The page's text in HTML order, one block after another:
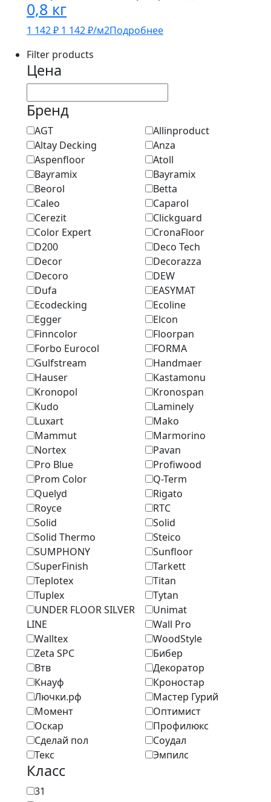
0,8 кг
1 142₽ 1 142₽/м2Подробнее
Filter products
Цена
Бренд
AGT
Allinproduct
Altay Decking
Anza
Aspenfloor
Atoll
Bayramix
Bayramix
Beorol
Betta
Caleo
Caparol
Cerezit
Clickguard
Color Expert
CronaFloor
D200
Deco Tech
Decor
Decorazza
Decoro
DEW
Dufa
EASYMAT
Ecodecking
Ecoline
Egger
Elcon
Finncolor
Floorpan
Forbo Eurocol
FORMA
Gulfstream
Handmaer
Hauser
Kastamonu
Kronopol
Kronospan
Kudo
Laminely
Luxart
Mako
Mammut
Marmоrino
Nortex
Pavan
Pro Blue
Profiwood
Prom Color
Q-Term
Quelyd
Rigato
Royce
RTC
Solid
Solid
Solid Thermo
Steico
SUMPHONY
Sunfloor
SuperFinish
Tarkett
Teplotex
Titan
Tuplex
Tytan
UNDER FLOOR SILVER
LINE
Unimat
Wall Pro
Walltex
WoodStyle
Zeta SPC
Бибер
Втв
Декоратор
Кнауф
Кроностар
Лючки.рф
Мастер Гурий
Момент
Оптимист
Оскар
Профилюкс
Сделай пол
Соудал
Текс
Эмпилс
Класс
31